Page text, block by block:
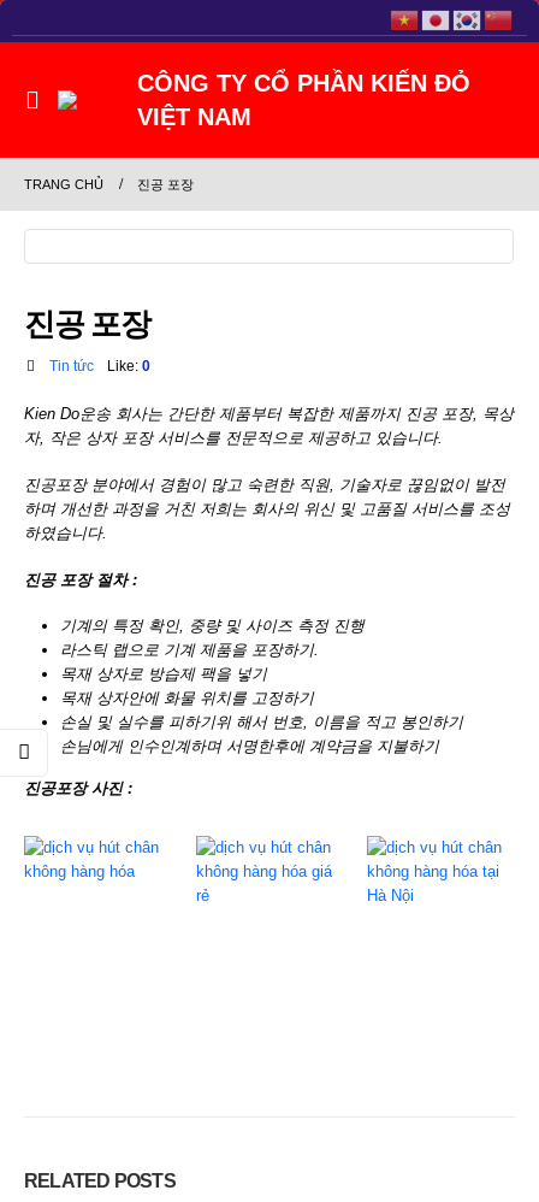
TRANG CHỦ 진공 포장
진공 포장
Tin tức Like: 0
Kien Do운송 회사는 간단한 제품부터 복잡한 제품까지 진공 포장, 목상
자, 작은 상자 포장 서비스를 전문적으로 제공하고 있습니다.
진공포장 분야에서 경험이 많고 숙련한 직원, 기술자로 끊임없이 발전
하며 개선한 과정을 거친 저희는 회사의 위신 및 고품질 서비스를 조성
하였습니다.
진공 포장 절차:
기계의 특정 확인, 중량 및 사이즈 측정 진행
라스틱 랩으로 기계 제품을 포장하기.
목재 상자로 방습제 팩을 넣기
목재 상자안에 화물 위치를 고정하기
손실 및 실수를 피하기위 해서 번호, 이름을 적고 봉인하기
손님에게 인수인계하며 서명한후에 계약금을 지불하기
진공포장 사진:
RELATED POSTS